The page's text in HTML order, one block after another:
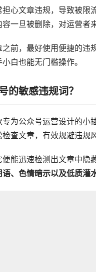
心文章违规，导致被限
一旦被删除，对运营者
之前，最好使用便捷的
白也能无门槛操作。
的敏感违规词？
专为公众号运营设计的小
查文章，有效规避违规风
便能迅速检测出文章中隐
、色情暗示以及低质灌